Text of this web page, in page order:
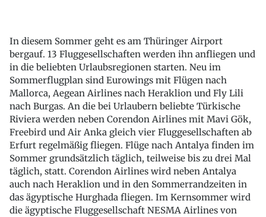
In diesem Sommer geht es am Thüringer Airport
bergauf. 13 Fluggesellschaften werden ihn anfliegen und
in die beliebten Urlaubsregionen starten. Neu im
Sommerflugplan sind Eurowings mit Flügen nach
Mallorca, Aegean Airlines nach Heraklion und Fly Lili
nach Burgas. An die bei Urlaubern beliebte Türkische
Riviera werden neben Corendon Airlines mit Mavi Gök,
Freebird und Air Anka gleich vier Fluggesellschaften ab
Erfurt regelmäßig fliegen. Flüge nach Antalya finden im
Sommer grundsätzlich täglich, teilweise bis zu drei Mal
täglich, statt. Corendon Airlines wird neben Antalya
auch nach Heraklion und in den Sommerrandzeiten in
das ägyptische Hurghada fliegen. Im Kernsommer wird
die ägyptische Fluggesellschaft NESMA Airlines von